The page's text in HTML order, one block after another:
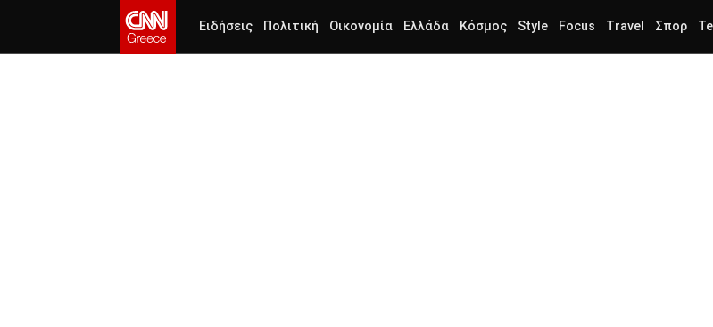
Ειδήσεις Πολιτική Οικονομία Ελλάδα Κόσμος Style Focus Travel Σπορ